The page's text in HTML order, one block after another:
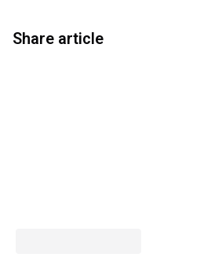
Share article